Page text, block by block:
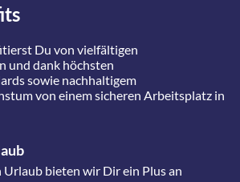
Du von vielfältigen
und dank höchsten
sowie nachhaltigem
von einem sicheren Arbeitsplatz in
Urlaub bieten wir Dir ein Plus an